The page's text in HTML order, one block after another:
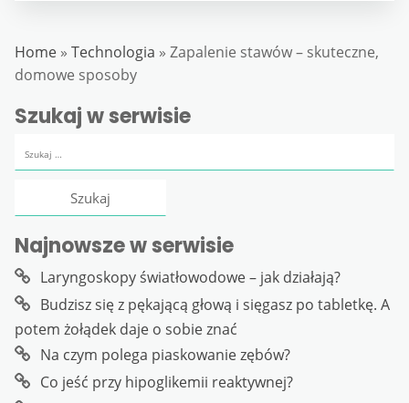
Home » Technologia » Zapalenie stawów – skuteczne,
domowe sposoby
Szukaj w serwisie
Najnowsze w serwisie
Laryngoskopy światłowodowe – jak działają?
Budzisz się z pękającą głową i sięgasz po tabletkę. A
potem żołądek daje o sobie znać
Na czym polega piaskowanie zębów?
Co jeść przy hipoglikemii reaktywnej?